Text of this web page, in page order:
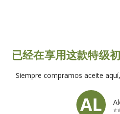
已经在享用这款特级
Siempre compramos aceite